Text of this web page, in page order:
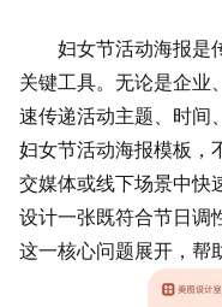
妇女节活动海报是
关键工具。无论是企业
速传递活动主题、时间
妇女节活动海报模板，
交媒体或线下场景中快
设计一张既符合节日调
这一核心问题展开，帮